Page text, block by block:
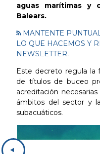
aguas marítimas y
Balears.
MANTENTE
LO QUE HACEMOS Y
NEWSLETTER.
Este decreto regula la
de títulos de buceo
acreditación
ámbitos del sector y
subacuáticos.